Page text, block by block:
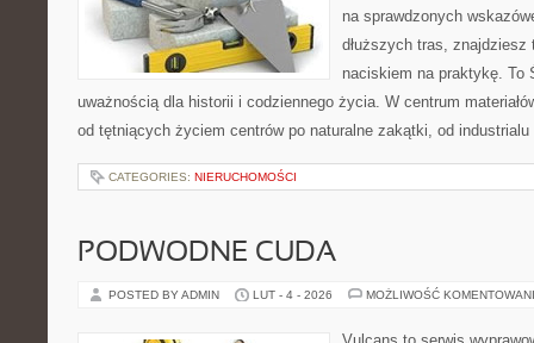
na sprawdzonych
dłuższych tras,
naciskiem na praktykę. To
uważnością dla historii i codziennego życia. W centrum
od tętniących życiem centrów po naturalne zakątki, od
CATEGORIES: NIERUCHOMOŚCI
PODWODNE CUDA
POSTED BY ADMIN LUT - 4 - 2026 MOŻLIWOŚĆ